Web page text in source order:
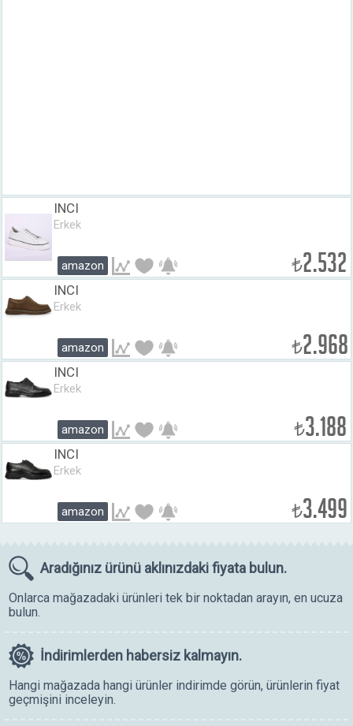
INCI
Erkek
amazon ₺2.532
INCI
Erkek
amazon ₺2.968
INCI
Erkek
amazon ₺3.188
INCI
Erkek
amazon ₺3.499
Aradığınız ürünü aklınızdaki fiyata bulun.
Onlarca mağazadaki ürünleri tek bir noktadan arayın, en ucuza
bulun.
İndirimlerden habersiz kalmayın.
Hangi mağazada hangi ürünler indirimde görün, ürünlerin fiyat
geçmişini inceleyin.